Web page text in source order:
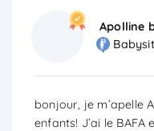
Apolline
bonjour, je m’apelle
enfants! J’ai le